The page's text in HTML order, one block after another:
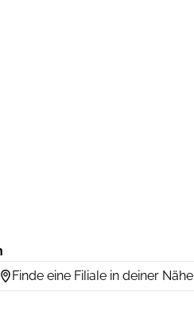
Finde eine Filiale in deiner Nähe